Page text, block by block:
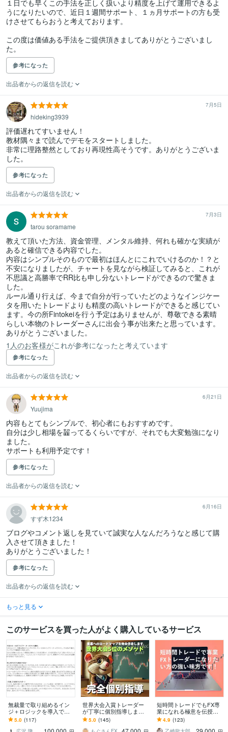
１日でも早くこの手法を正しく扱いより精度を上げて運用できるよ
うになりたいので、近日１週間サポート、１ヵ月サポートの方も受
けさせてもらおうと考えております。
この度は価値ある手法をご提供頂きましてありがとうございまし
た。
参考になった
出品者からの返信を読む
7月5日
hideking3939
評価遅れてすいません！
教材隅々まで読んでデモをスタートしました。
非常に理路整然としており再現性高そうです。ありがとうございま
した。
参考になった
出品者からの返信を読む
7月3日
tarou soramame
教えて頂いた方法、資金管理、メンタル維持、何れも確かな実績が
あると確信できる内容でした。
内容はシンプルそのもので最初はほんとにこれでいけるのか！？と
不安になりましたが、チャートを見ながら検証してみると、これが
不思議と高勝率でRR比も申し分ないトレードができるので驚きま
した。
ルール通り行えば、今まで自分が行っていたどのようなインジケー
タを用いたトレードよりも精度の高いトレードができると感じてい
ます。今の所Fintokeiを行う予定はありませんが、尊敬できる素晴
らしい本物のトレーダーさんに出会う事が出来たと思っています。
ありがとうございました。
1人のお客様がこれが参考になったと考えています
参考になった
出品者からの返信を読む
6月21日
Yuujima
内容もとてもシンプルで、初心者にもおすすめです。
自分は少し相場を齧ってるくらいですが、それでも大変勉強になり
ました。
参考になった
出品者からの返信を読む
6月16日
すず木1234
ブログやコメント返しを見ていて誠実な人なんだろうなと感じて購
入させて頂きました！
ありがとうございました！
参考になった
出品者からの返信を読む
もっと見る
このサービスを買った人がよく購入しているサービス
無裁量で取り組めるイン
ジ＋ロジックを導入でき
ます 「サムネイル画像」
もぜひチェックくださ
5.0 (117)
世界大会入賞トレーダー
が丁寧に個別指導します
【完全個別指導】ゼロか
ら専業を目指す本格FX育
5.0 (145)
短時間トレードでもFX専
業になれる極意を伝授し
ます 病気などの諸事情で
早期にFX収入を確保した
4.9 (123)